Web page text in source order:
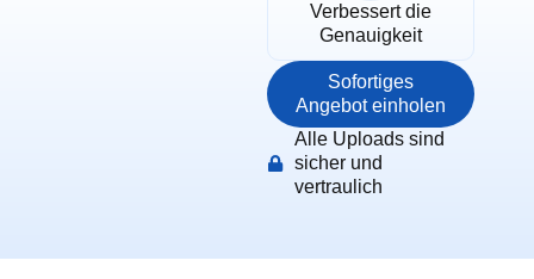
Verbessert die
Genauigkeit
Sofortiges
Angebot einholen
Alle Uploads sind
sicher und
vertraulich